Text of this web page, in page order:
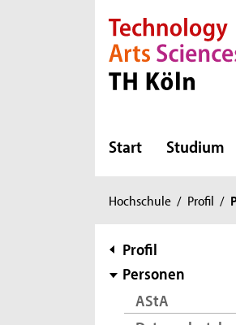
Direkt zur
Direkt zur
Direkt zum Inhalt
Direkt zum Fußbereich
Start Studium
Sie
hier:
Hochschule / Profil /
Subnavigation
Profil
Personen
AStA